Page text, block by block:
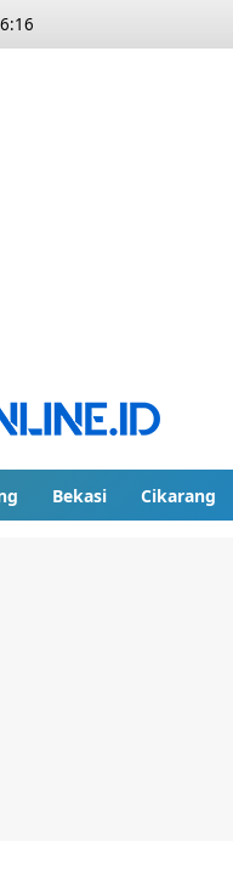
Bekasi Cikarang